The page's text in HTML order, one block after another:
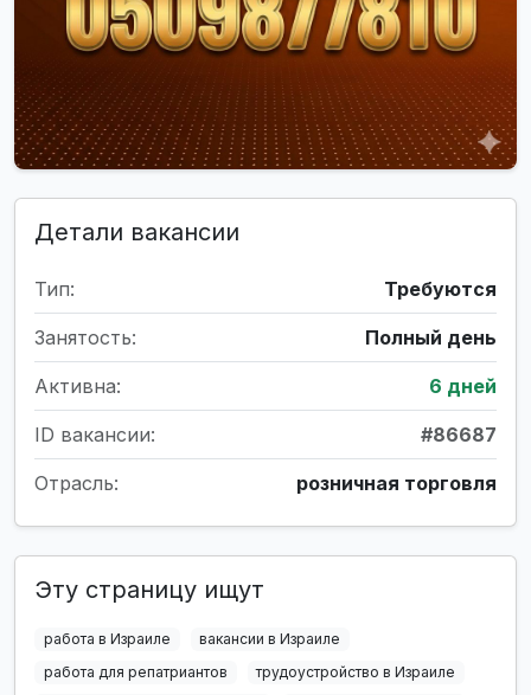
Детали вакансии
Тип: Требуются
Занятость: Полный день
Активна: 6 дней
ID вакансии: #86687
Отрасль: розничная торговля
Эту страницу ищут
работа в Израиле
вакансии в Израиле
работа для репатриантов
трудоустройство в Израиле